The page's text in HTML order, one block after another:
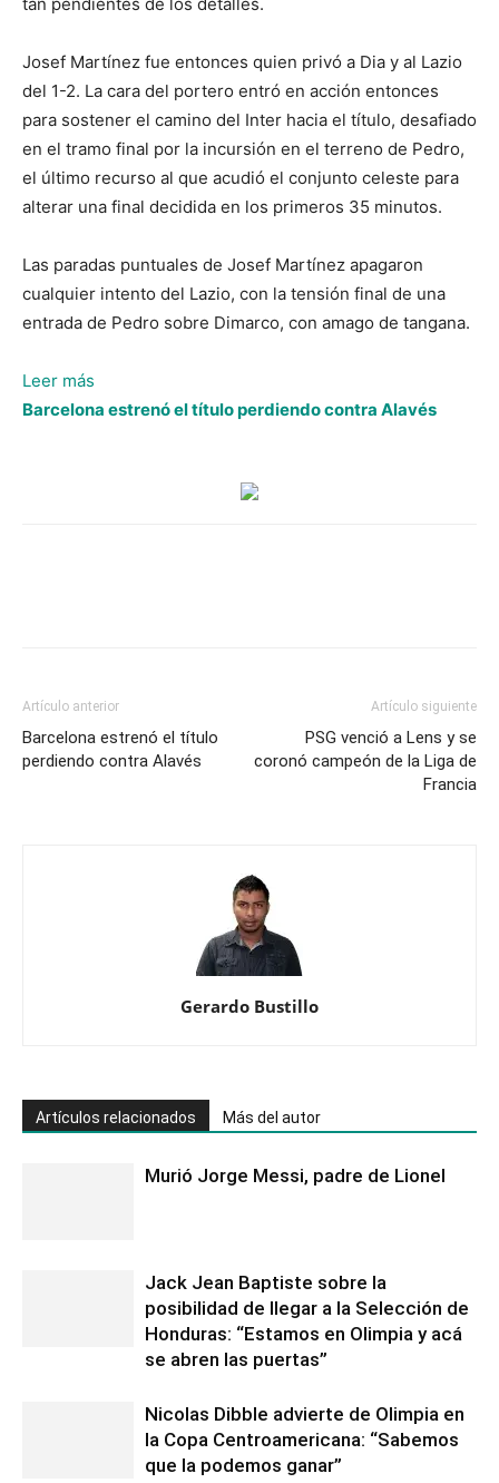
Josef Martínez fue entonces quien privó a Dia y al Lazio
del 1-2. La cara del portero entró en acción entonces
para sostener el camino del Inter hacia el título, desafiado
en el tramo final por la incursión en el terreno de Pedro,
el último recurso al que acudió el conjunto celeste para
alterar una final decidida en los primeros 35 minutos.
Las paradas puntuales de Josef Martínez apagaron
cualquier intento del Lazio, con la tensión final de una
entrada de Pedro sobre Dimarco, con amago de tangana.
Leer más
Inter
de
Barcelona estrenó el título perdiendo contra Alavés
Artículo anterior
Barcelona estrenó el título
perdiendo contra Alavés
Artículo siguiente
PSG venció a Lens y se
coronó campeón de la Liga de
Francia
Gerardo Bustillo
Artículos relacionados Más del autor
Murió Jorge Messi, padre de Lionel
Jack Jean Baptiste sobre la
posibilidad de llegar a la Selección de
Honduras: “Estamos en Olimpia y acá
se abren las puertas”
Nicolas Dibble advierte de Olimpia en
la Copa Centroamericana: “Sabemos
que la podemos ganar”